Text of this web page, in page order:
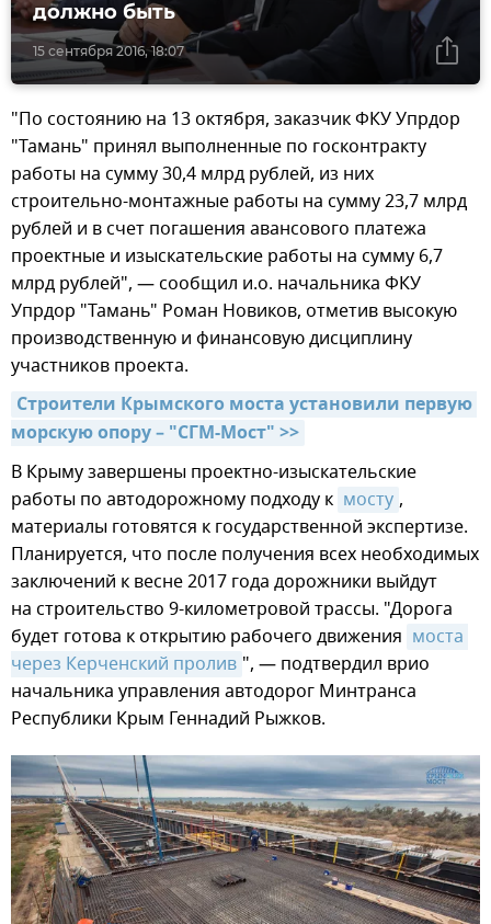
15 сентября 2016, 18:07
должно быть
"По состоянию на 13 октября, заказчик ФКУ Упрдор
"Тамань" принял выполненные по госконтракту
работы на сумму 30,4 млрд рублей, из них
строительно-монтажные работы на сумму 23,7 млрд
рублей и в счет погашения авансового платежа
проектные и изыскательские работы на сумму 6,7
млрд рублей", — сообщил и.о. начальника ФКУ
Упрдор "Тамань" Роман Новиков, отметив высокую
производственную и финансовую дисциплину
участников проекта.
Строители Крымского моста установили первую
морскую опору – "СГМ-Мост" >>
В Крыму завершены проектно-изыскательские
работы по автодорожному подходу к мосту ,
материалы готовятся к государственной экспертизе.
Планируется, что после получения всех необходимых
заключений к весне 2017 года дорожники выйдут
на строительство 9-километровой трассы. "Дорога
будет готова к открытию рабочего движения моста
через Керченский пролив ", — подтвердил врио
начальника управления автодорог Минтранса
Республики Крым Геннадий Рыжков.